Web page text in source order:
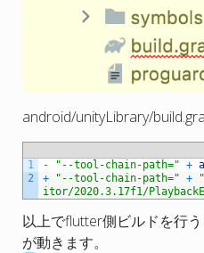
android/unityLibrary/
1
2
- "--tool-chain-path=" +
+
"--tool-chain-path=" +
itor/2020.3.17f1/
以上でflutter側ビルドを行
が動きます。